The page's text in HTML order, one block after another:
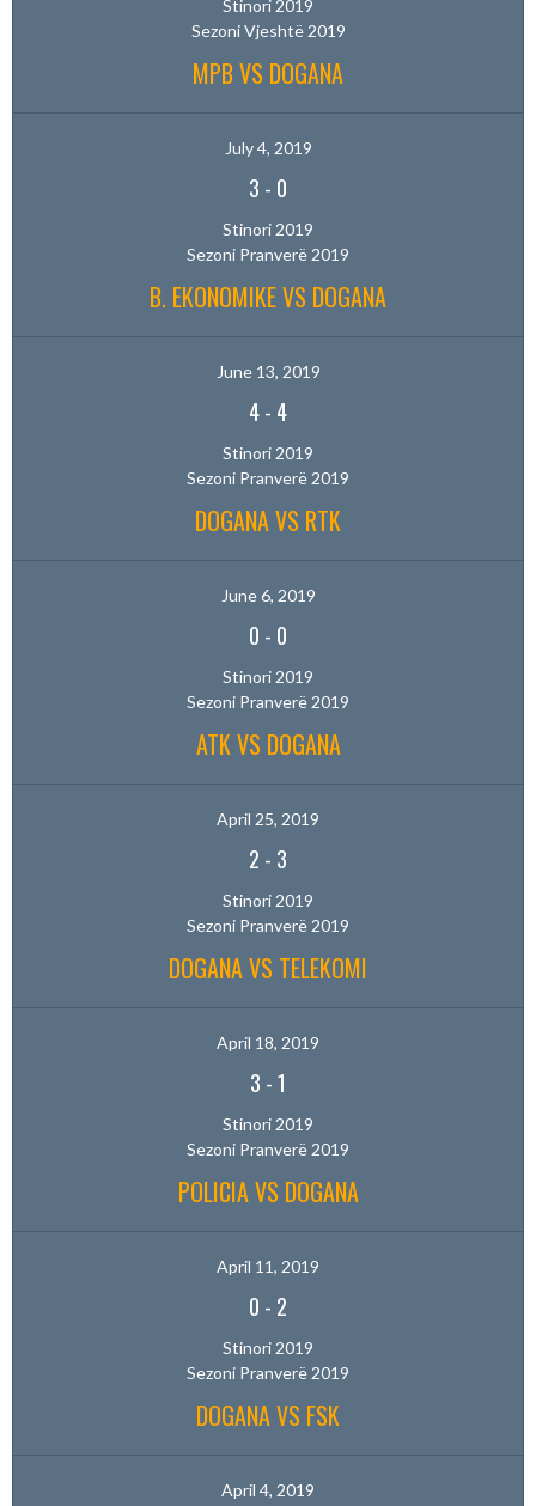
Stinori 2019
Sezoni Vjeshtë 2019
MPB VS DOGANA
July 4, 2019
3 - 0
Stinori 2019
Sezoni Pranverë 2019
B. EKONOMIKE VS DOGANA
June 13, 2019
4- 4
Stinori 2019
Sezoni Pranverë 2019
DOGANA VS RTK
June 6, 2019
0 - 0
Stinori 2019
Sezoni Pranverë 2019
ATK VS DOGANA
April 25, 2019
2 - 3
Stinori 2019
Sezoni Pranverë 2019
DOGANA VS TELEKOMI
April 18, 2019
3 -1
Stinori 2019
Sezoni Pranverë 2019
POLICIA VS DOGANA
April 11, 2019
0 - 2
Stinori 2019
Sezoni Pranverë 2019
DOGANA VS FSK
April 4, 2019